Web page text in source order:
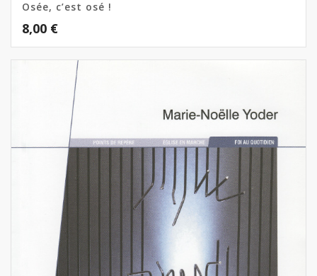
Osée, c’est osé !
8,00 €